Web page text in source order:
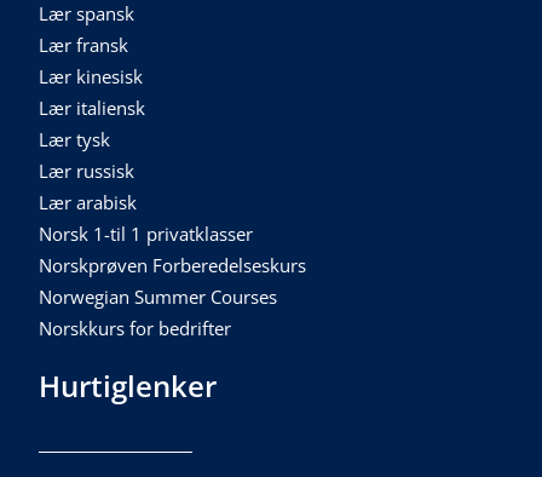
Lær spansk
Lær fransk
Lær kinesisk
Lær italiensk
Lær tysk
Lær russisk
Lær arabisk
Norsk 1-til 1 privatklasser
Norskprøven Forberedelseskurs
Norwegian Summer Courses
Norskkurs for bedrifter
Hurtiglenker